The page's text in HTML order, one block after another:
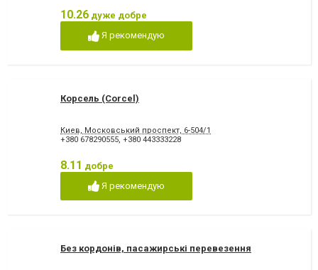
10.26 дуже добре
Я рекомендую
Корсель (Corcel)
Киев, Московський проспект, 6-504/1
+380 678290555, +380 443333228
8.11 добре
Я рекомендую
Без кордонів, пасажирські перевезення